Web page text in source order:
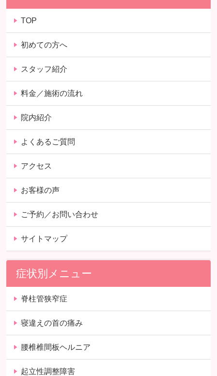
TOP
初めての方へ
スタッフ紹介
料金／施術の流れ
院内紹介
よくあるご質問
アクセス
お客様の声
ご予約／お問い合わせ
サイトマップ
症状別メニュー
脊柱管狭窄症
寝違えの首の痛み
腰椎椎間板ヘルニア
起立性調整障害